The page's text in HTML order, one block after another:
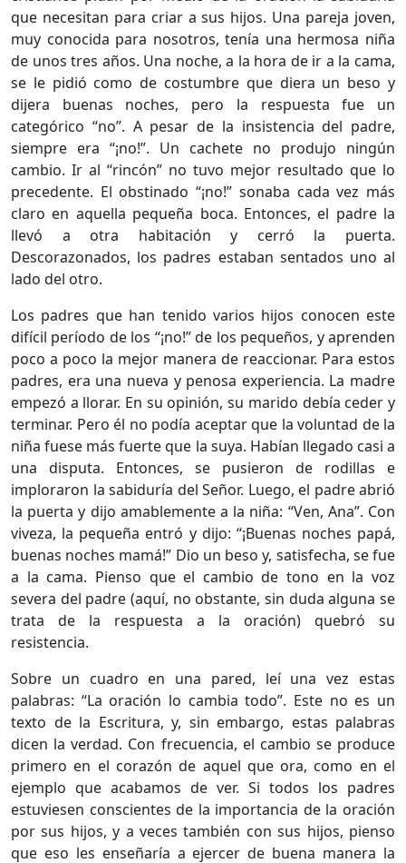
que necesitan para criar a sus hijos. Una pareja joven,
muy conocida para nosotros, tenía una hermosa niña
de unos tres años. Una noche, a la hora de ir a la cama,
se le pidió como de costumbre que diera un beso y
dijera buenas noches, pero la respuesta fue un
categórico “no”. A pesar de la insistencia del padre,
siempre era “¡no!”. Un cachete no produjo ningún
cambio. Ir al “rincón” no tuvo mejor resultado que lo
precedente. El obstinado “¡no!” sonaba cada vez más
claro en aquella pequeña boca. Entonces, el padre la
llevó a otra habitación y cerró la puerta.
Descorazonados, los padres estaban sentados uno al
lado del otro.
Los padres que han tenido varios hijos conocen este
difícil período de los “¡no!” de los pequeños, y aprenden
poco a poco la mejor manera de reaccionar. Para estos
padres, era una nueva y penosa experiencia. La madre
empezó a llorar. En su opinión, su marido debía ceder y
terminar. Pero él no podía aceptar que la voluntad de la
niña fuese más fuerte que la suya. Habían llegado casi a
una disputa. Entonces, se pusieron de rodillas e
imploraron la sabiduría del Señor. Luego, el padre abrió
la puerta y dijo amablemente a la niña: “Ven, Ana”. Con
viveza, la pequeña entró y dijo: “¡Buenas noches papá,
buenas noches mamá!” Dio un beso y, satisfecha, se fue
a la cama. Pienso que el cambio de tono en la voz
severa del padre (aquí, no obstante, sin duda alguna se
trata de la respuesta a la oración) quebró su
resistencia.
Sobre un cuadro en una pared, leí una vez estas
palabras: “La oración lo cambia todo”. Este no es un
texto de la Escritura, y, sin embargo, estas palabras
dicen la verdad. Con frecuencia, el cambio se produce
primero en el corazón de aquel que ora, como en el
ejemplo que acabamos de ver. Si todos los padres
estuviesen conscientes de la importancia de la oración
por sus hijos, y a veces también con sus hijos, pienso
que eso les enseñaría a ejercer de buena manera la